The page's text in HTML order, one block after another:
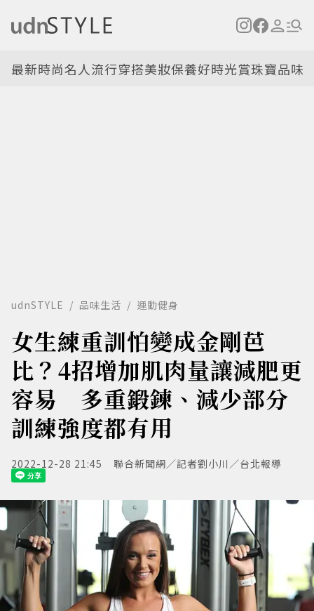
最新時尚名人流行穿搭美妝保養好時光賞珠寶品味
udnSTYLE 品味生活 運動健身
女生練重訓怕變成金剛芭
比？4招增加肌肉量讓減肥更
容易 多重鍛鍊、減少部分
訓練強度都有用
2022-12-28 21:45 聯合新聞網／記者劉小川／台北報導